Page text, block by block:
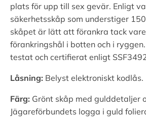
plats för upp till sex gevär. Enligt
säkerhetsskåp som understiger
skåpet är lätt att förankra tack
förankringshål i botten och i
testat och certifierat enligt
Låsning: Belyst elektroniskt kodlås.
Färg: Grönt skåp med gulddetaljer
Jägareförbundets logga i guld